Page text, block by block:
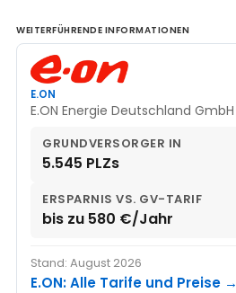
WEITERFÜHRENDE INFORMATIONEN
E.ON
E.ON Energie Deutschland GmbH
GRUNDVERSORGER IN
5.545 PLZs
ERSPARNIS VS. GV-TARIF
bis zu 580 €/Jahr
Stand: August 2026
E.ON: Alle Tarife und Preise →